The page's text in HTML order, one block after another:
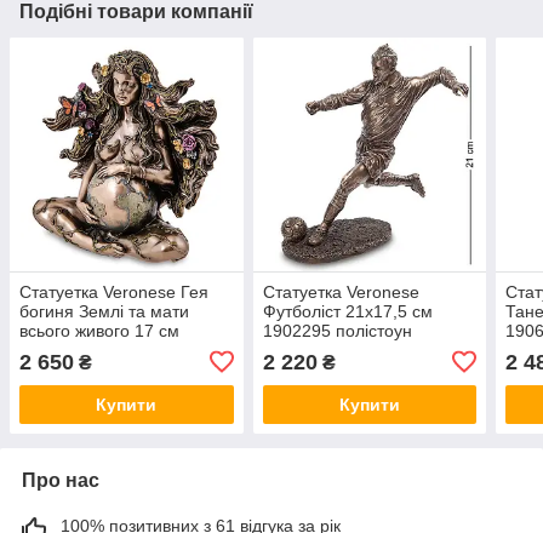
Подібні товари компанії
Статуетка Veronese Гея
богиня Землі та мати
всього живого 17 см
покритий бронзою VE
2 650 ₴
Купити
Статуетка Veronese
Футболіст 21х17,5 см
1902295 полістоун
2 220₴
Купити
2
Про нас
100% позитивних з 61 відгука за рік